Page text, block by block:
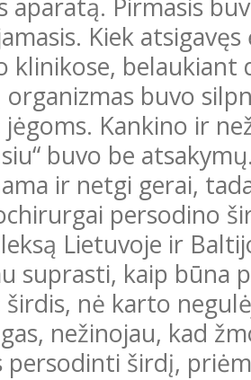
aparatą. Pirmasis
Kiek
klinikose,
organizmas buvo
Kankino ir
buvo be
ir netgi gerai,
persodino
Lietuvoje ir
suprasti, kaip būna
širdis, nė karto
nežinojau, kad
persodinti širdį,